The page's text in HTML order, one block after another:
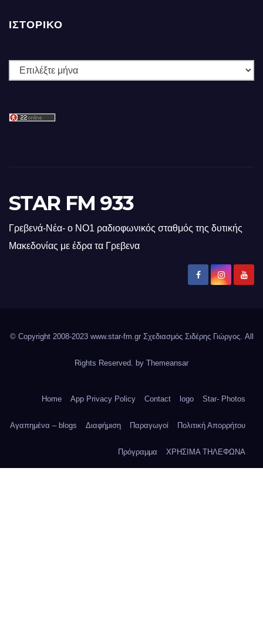
ΙΣΤΟΡΙΚΌ
Ιστορικό
STAR FM 933
Γρεβενά-Νέα- ο ΝΟ1 ραδιοφωνικός σταθμός της δυτικής
Μακεδονίας με έδρα τα Γρεβενα
© Copyright 2008-2023 www.star-fm.gr Σχεδιασμός Σιδέρης Γιώργος. All
Rights Reserved. by Themeansar
Home App Privacy Policy Contact logo Star- Photos
Αγαπημένα – blogs Διαφήμιση Παραγωγοί Πολιτική Απορρήτου
Πρόγραμμα ΧΡΗΣΙΜΑ ΤΗΛΕΦΩΝΑ